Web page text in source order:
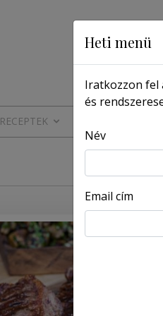
RECEPTEK
Heti menü
Iratkozzon fel
és
Név
Email cím